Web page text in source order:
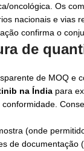
oncológica. Os
nacionais e vias
confirma o
de
de MOQ
na Índia para
(onde
de